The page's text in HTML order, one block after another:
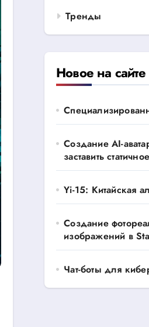
Тренды
Новое на сайте
Создание AI-
заставить
Yi-15: Китайская
Создание
изображений в
Чат-боты для